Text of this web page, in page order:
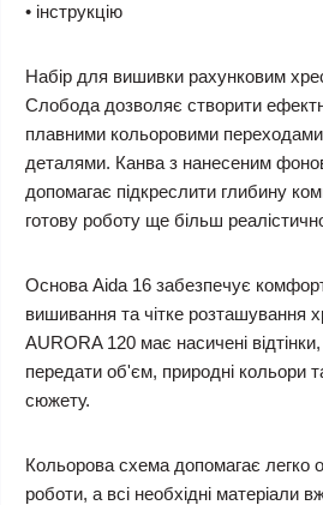
• інструкцію
Набір для вишивки рахунковим
Слобода дозволяє створити
плавними кольоровими
деталями. Канва з нанесеним
допомагає підкреслити глибину
готову роботу ще більш
Основа Aida 16 забезпечує
вишивання та чітке розташування
AURORA 120 має насичені
передати об'єм, природні кольори
сюжету.
Кольорова схема допомагає легко
роботи, а всі необхідні матеріали